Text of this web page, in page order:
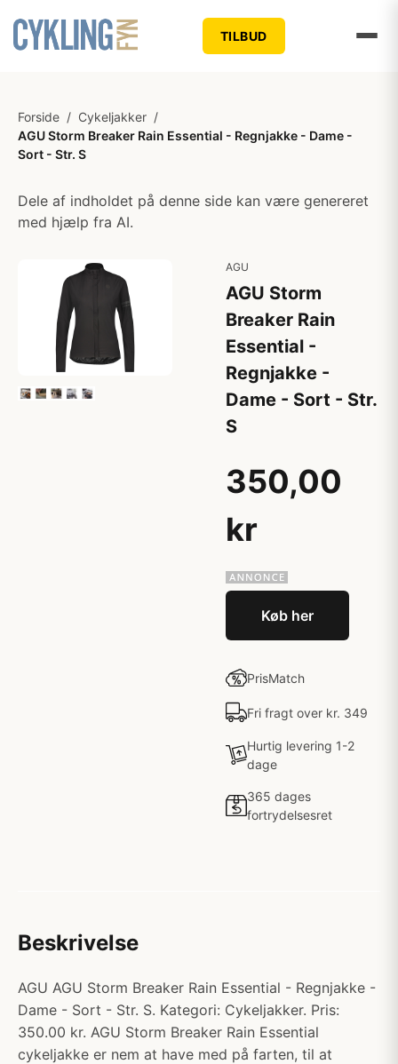
TILBUD
Forside / Cykeljakker /
AGU Storm Breaker Rain Essential - Regnjakke - Dame -
Sort - Str. S
Dele af indholdet på denne side kan være genereret
med hjælp fra AI.
AGU
AGU Storm
Breaker Rain
Essential -
Regnjakke -
Dame - Sort - Str.
S
350,00
kr
Køb her
PrisMatch
Fri fragt over kr. 349
Hurtig levering 1-2
dage
365 dages
fortrydelsesret
Beskrivelse
AGU AGU Storm Breaker Rain Essential - Regnjakke -
Dame - Sort - Str. S. Kategori: Cykeljakker. Pris:
350.00 kr. AGU Storm Breaker Rain Essential
cykeljakke er nem at have med på farten, til at